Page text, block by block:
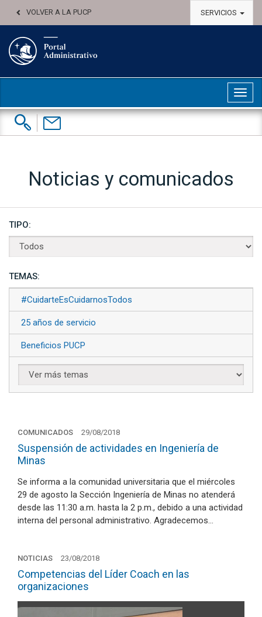
VOLVER A LA PUCP SERVICIOS
Buscar:
Contáctenos
Noticias y comunicados
TIPO:
TEMAS:
#CuidarteEsCuidarnosTodos
25 años de servicio
Beneficios PUCP
COMUNICADOS 29/08/2018
Suspensión de actividades en Ingeniería de
Minas
Se informa a la comunidad universitaria que el miércoles
29 de agosto la Sección Ingeniería de Minas no atenderá
desde las 11:30 a.m. hasta la 2 p.m., debido a una actividad
interna del personal administrativo. Agradecemos…
NOTICIAS 23/08/2018
Competencias del Líder Coach en las
organizaciones